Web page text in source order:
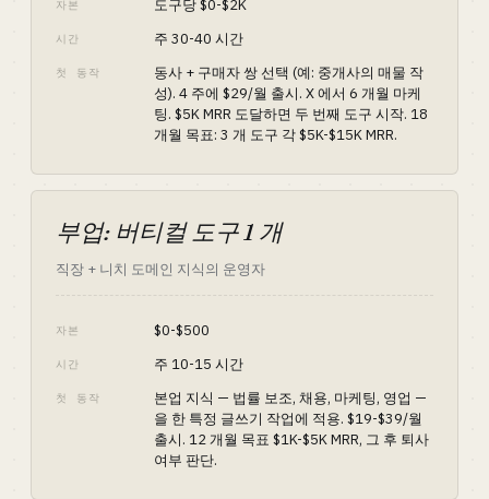
자본 도구당 $0-$2K
시간 주 30-40 시간
첫 동작
동사 + 구매자 쌍 선택 (예: 중개사의 매물 작
성). 4 주에 $29/월 출시. X 에서 6 개월 마케
팅. $5K MRR 도달하면 두 번째 도구 시작. 18
개월 목표: 3 개 도구 각 $5K-$15K MRR.
부업: 버티컬 도구 1 개
직장 + 니치 도메인 지식의 운영자
자본 $0-$500
시간 주 10-15 시간
첫 동작
본업 지식 — 법률 보조, 채용, 마케팅, 영업 —
을 한 특정 글쓰기 작업에 적용. $19-$39/월
출시. 12 개월 목표 $1K-$5K MRR, 그 후 퇴사
여부 판단.